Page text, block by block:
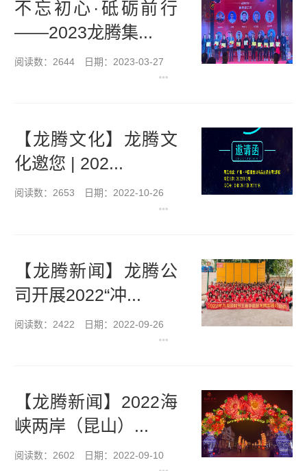
不忘初心·砥砺前行
——2023龙腾集...
阅读数：2644 日期：2023-03-27
【龙腾文化】龙腾文
化邀您 | 202...
阅读数：2653 日期：2022-10-26
【龙腾新闻】龙腾公
司开展2022“冲...
阅读数：2422 日期：2022-09-26
【龙腾新闻】2022海
峡两岸（昆山）...
阅读数：2602 日期：2022-09-10